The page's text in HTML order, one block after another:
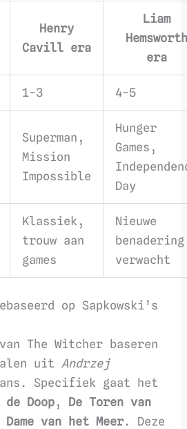
Henry
Cavill era
Liam
era
1-3 4-5
Superman,
Mission
Impossible
Hunger
Games,
Day
Klassiek,
trouw aan
games
Nieuwe
benadering
verwacht
op Sapkowski’s
van The Witcher baseren
uit Andrzej
Specifiek gaat het
Doop , De Toren van
Dame van het Meer. Deze